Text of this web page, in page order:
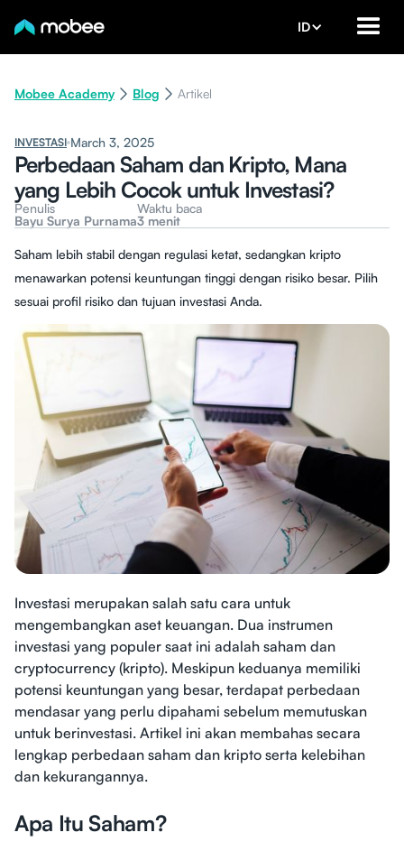
ID
Mobee Academy Blog Artikel
INVESTASI March 3, 2025
Perbedaan Saham dan Kripto, Mana
yang Lebih Cocok untuk Investasi?
Penulis
Bayu Surya Purnama
Waktu baca
3 menit
Saham lebih stabil dengan regulasi ketat, sedangkan kripto
menawarkan potensi keuntungan tinggi dengan risiko besar. Pilih
sesuai profil risiko dan tujuan investasi Anda.
Investasi merupakan salah satu cara untuk
mengembangkan aset keuangan. Dua instrumen
investasi yang populer saat ini adalah saham dan
cryptocurrency (kripto). Meskipun keduanya memiliki
potensi keuntungan yang besar, terdapat perbedaan
mendasar yang perlu dipahami sebelum memutuskan
untuk berinvestasi. Artikel ini akan membahas secara
lengkap perbedaan saham dan kripto serta kelebihan
dan kekurangannya.
Apa Itu Saham?